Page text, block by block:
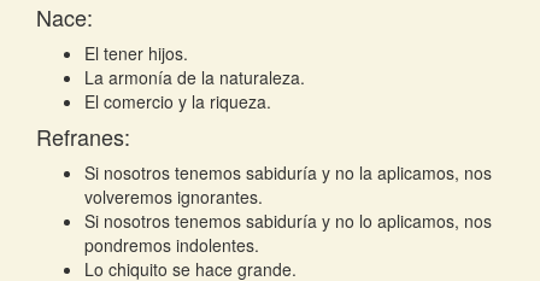
Nace:
El tener hijos.
La armonía de la naturaleza.
El comercio y la riqueza.
Refranes:
Si nosotros tenemos sabiduría y no la aplicamos, nos
volveremos ignorantes.
Si nosotros tenemos sabiduría y no lo aplicamos, nos
pondremos indolentes.
Lo chiquito se hace grande.